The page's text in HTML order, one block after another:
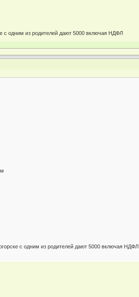
с одним из родителей дают 5000 включая НДФЛ
с одним из родителей дают 5000 включая НДФЛ